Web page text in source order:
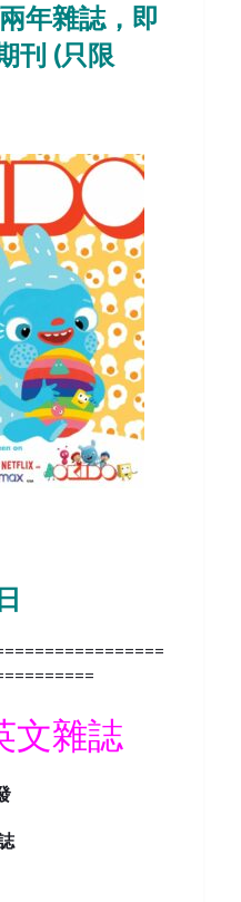
年雜誌，即
刊 (只限
文雜誌